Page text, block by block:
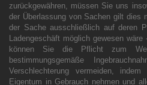
zurückgewähren, müssen Sie uns
der Überlassung von Sachen gilt dies
der Sache ausschließlich auf deren
Ladengeschäft möglich gewesen
können Sie die Pflicht zum
bestimmungsgemäße
Verschlechterung vermeiden,
Eigentum in Gebrauch nehmen und